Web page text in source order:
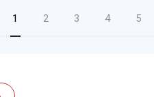
1 2 3 4 5